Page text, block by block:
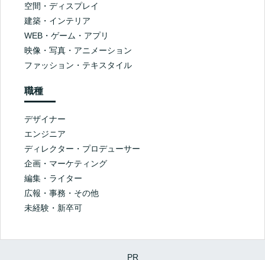
空間・ディスプレイ
建築・インテリア
WEB・ゲーム・アプリ
映像・写真・アニメーション
ファッション・テキスタイル
職種
デザイナー
エンジニア
ディレクター・プロデューサー
企画・マーケティング
編集・ライター
広報・事務・その他
未経験・新卒可
PR